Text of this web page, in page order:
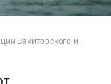
Вахитовского и